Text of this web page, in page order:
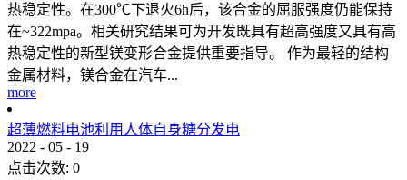
热稳定性。在300℃下退火6h后，该合金的屈服强度仍能保持
在~322mpa。相关研究结果可为开发既具有超高强度又具有高
热稳定性的新型镁变形合金提供重要指导。 作为最轻的结构
金属材料，镁合金在汽车...
more
超薄燃料电池利用人体自身糖分发电
2022 - 05 - 19
点击次数: 0